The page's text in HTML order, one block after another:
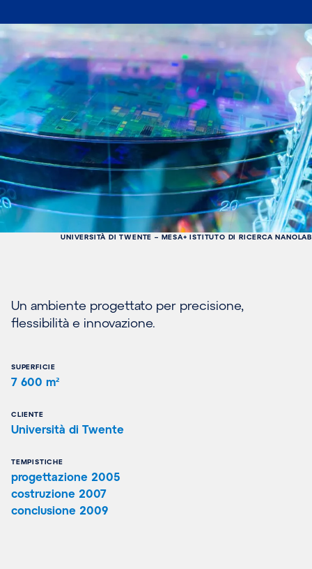
UNIVERSITÀ DI TWENTE – MESA+ ISTITUTO DI RICERCA NANOLAB
Un ambiente progettato per precisione,
flessibilità e innovazione.
SUPERFICIE
7 600 m²
CLIENTE
Università di Twente
TEMPISTICHE
progettazione 2005
costruzione 2007
conclusione 2009